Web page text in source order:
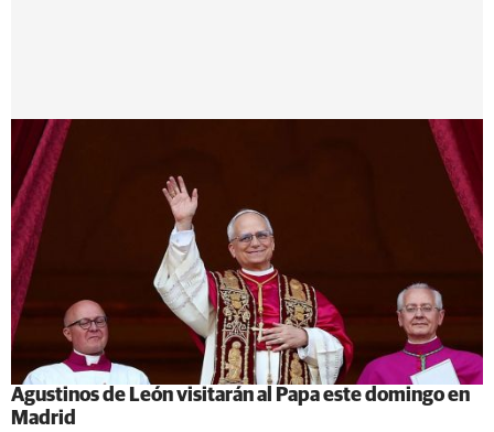
Agustinos de León visitarán al Papa este domingo en
Madrid